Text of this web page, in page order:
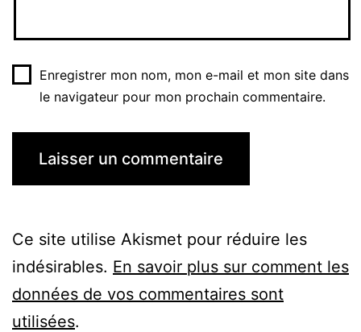
Enregistrer mon nom, mon e-mail et mon site dans
le navigateur pour mon prochain commentaire.
Ce site utilise Akismet pour réduire les
indésirables. En savoir plus sur comment les
données de vos commentaires sont
utilisées.